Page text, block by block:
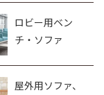
その他椅子
クラブ・スナッ